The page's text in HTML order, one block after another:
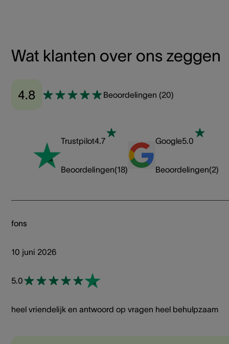
Wat klanten over ons zeggen
4.8 Beoordelingen (20)
Trustpilot4.7
Beoordelingen(18)
Google5.0
Beoordelingen(2)
fons
10 juni 2026
5.0
heel vriendelijk en antwoord op vragen heel behulpzaam